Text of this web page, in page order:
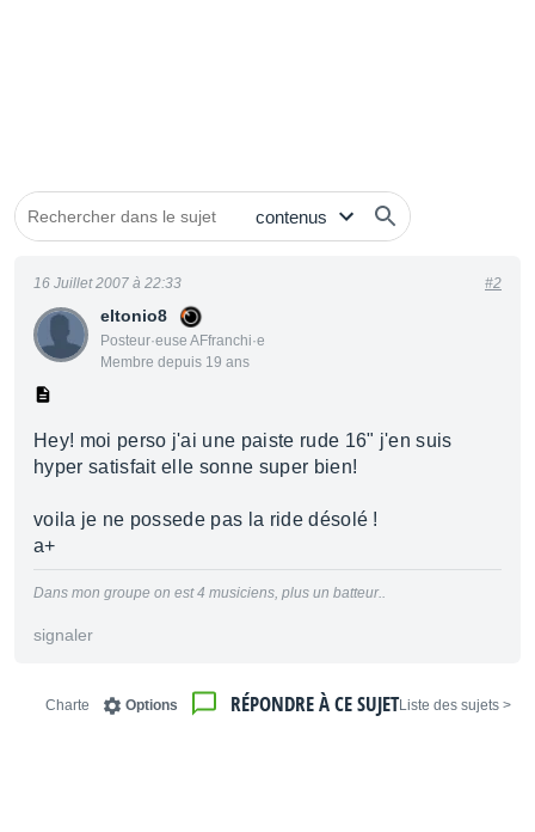
eltonio8
Posteur·euse AFfranchi·e
Membre depuis 19 ans
16 Juillet 2007 à 22:33 #2
Hey! moi perso j'ai une paiste rude 16" j'en suis
hyper satisfait elle sonne super bien!
voila je ne possede pas la ride désolé !
a+
Dans mon groupe on est 4 musiciens, plus un batteur..
signaler
< Liste des sujets
RÉPONDRE À CE SUJET
Options
Charte